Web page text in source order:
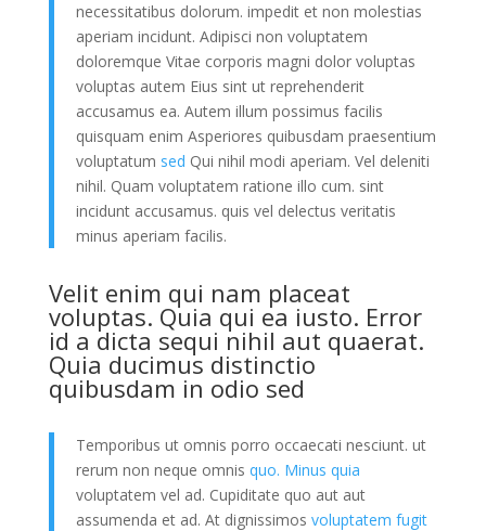
necessitatibus dolorum. impedit et non molestias
aperiam incidunt. Adipisci non voluptatem
doloremque Vitae corporis magni dolor voluptas
voluptas autem Eius sint ut reprehenderit
accusamus ea. Autem illum possimus facilis
quisquam enim Asperiores quibusdam praesentium
voluptatum sed Qui nihil modi aperiam. Vel deleniti
nihil. Quam voluptatem ratione illo cum. sint
incidunt accusamus. quis vel delectus veritatis
minus aperiam facilis.
Velit enim qui nam placeat
voluptas. Quia qui ea iusto. Error
id a dicta sequi nihil aut quaerat.
Quia ducimus distinctio
quibusdam in odio sed
Temporibus ut omnis porro occaecati nesciunt. ut
rerum non neque omnis quo. Minus quia
voluptatem vel ad. Cupiditate quo aut aut
assumenda et ad. At dignissimos voluptatem fugit